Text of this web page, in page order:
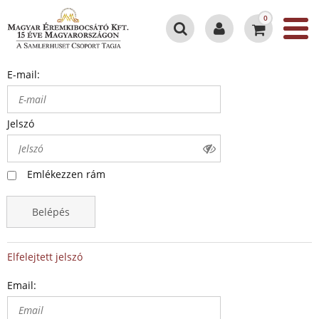
0
E-mail:
Jelszó
Emlékezzen rám
Belépés
Elfelejtett jelszó
Email: